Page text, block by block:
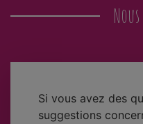
Si vous avez des
suggestions